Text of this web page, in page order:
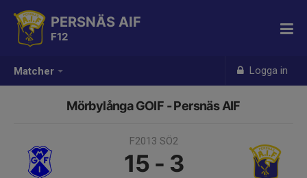
Matcher Logga in
PERSNÄS AIF
F12
Mörbylånga GOIF - Persnäs AIF
F2013 SÖ2
15 - 3